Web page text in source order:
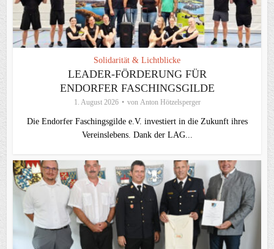
Solidarität & Lichtblicke
LEADER-FÖRDERUNG FÜR
ENDORFER FASCHINGSGILDE
1. August 2026 von Anton Hötzelsperger
Die Endorfer Faschingsgilde e.V. investiert in die Zukunft ihres
Vereinslebens. Dank der LAG...